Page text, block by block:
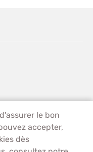
le bon
accepter,
dès